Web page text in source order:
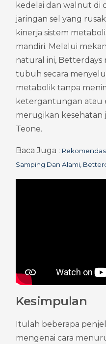
kedelai dan walnut di
jaringan sel yang
kinerja sistem
mandiri. Melalui
natural ini,
tubuh secara
metabolik tanpa
ketergantungan atau
merugikan kesehatan
Teone.
Baca Juga :
Samping Dan Alami,
Kesimpulan
Itulah beberapa
mengenai cara